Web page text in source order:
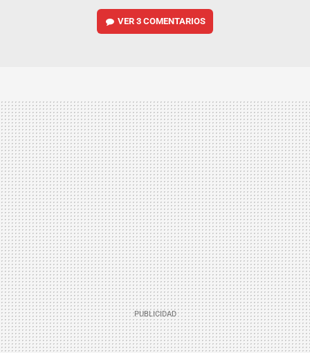
VER3 COMENTARIOS